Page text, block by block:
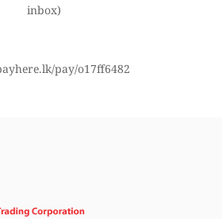
inbox)
pay/o17ff6482